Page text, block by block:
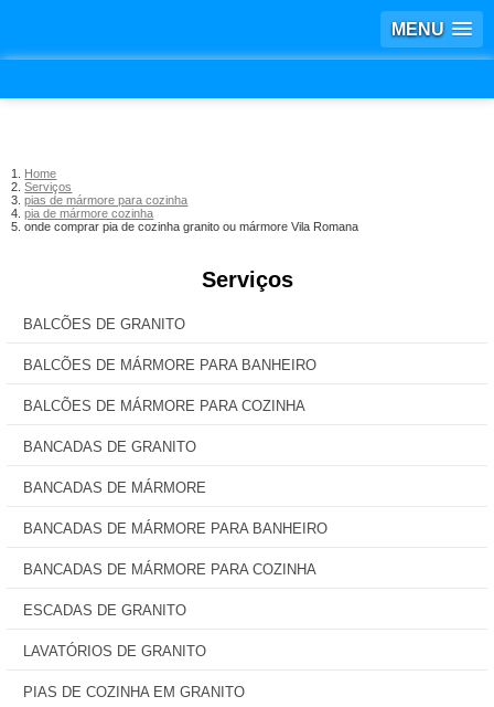
MENU
Home
Serviços
pias de mármore para cozinha
pia de mármore cozinha
onde comprar pia de cozinha granito ou mármore Vila Romana
Serviços
BALCÕES DE GRANITO
BALCÕES DE MÁRMORE PARA BANHEIRO
BALCÕES DE MÁRMORE PARA COZINHA
BANCADAS DE GRANITO
BANCADAS DE MÁRMORE
BANCADAS DE MÁRMORE PARA BANHEIRO
BANCADAS DE MÁRMORE PARA COZINHA
ESCADAS DE GRANITO
LAVATÓRIOS DE GRANITO
PIAS DE COZINHA EM GRANITO